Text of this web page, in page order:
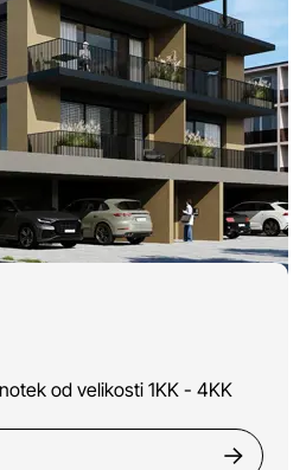
od velikosti 1KK - 4KK